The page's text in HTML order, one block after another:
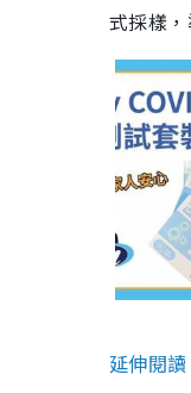
式採樣
延伸閱